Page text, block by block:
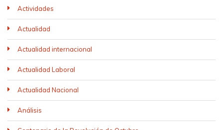
Actividades
Actualidad
Actualidad internacional
Actualidad Laboral
Actualidad Nacional
Análisis